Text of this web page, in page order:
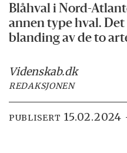
Blåhval i Nord-
annen type hval.
blanding av de to
Videnskab.dk
REDAKSJONEN
PUBLISERT